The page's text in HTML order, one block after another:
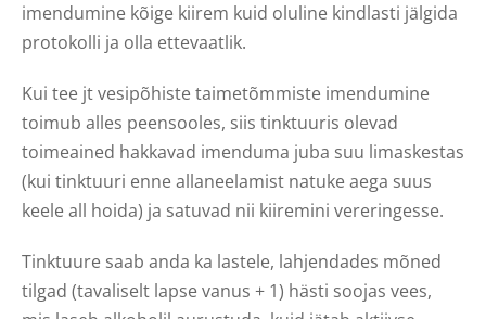
imendumine kõige kiirem kuid oluline kindlasti jälgida
protokolli ja olla ettevaatlik.
Kui tee jt vesipõhiste taimetõmmiste imendumine
toimub alles peensooles, siis tinktuuris olevad
toimeained hakkavad imenduma juba suu limaskestas
(kui tinktuuri enne allaneelamist natuke aega suus
keele all hoida) ja satuvad nii kiiremini vereringesse.
Tinktuure saab anda ka lastele, lahjendades mõned
tilgad (tavaliselt lapse vanus + 1) hästi soojas vees,